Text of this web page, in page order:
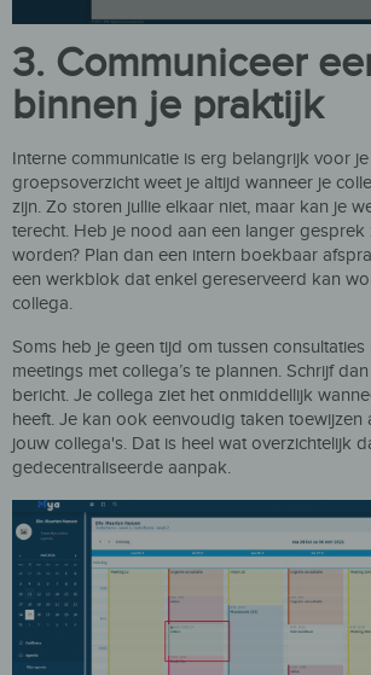
3. Communiceer
binnen je praktijk
Interne communicatie is erg belangrijk voor je
groepsoverzicht weet je altijd wanneer je
zijn. Zo storen jullie elkaar niet, maar kan je
terecht. Heb je nood aan een langer gesprek
worden? Plan dan een intern boekbaar
een werkblok dat enkel gereserveerd kan
collega.
Soms heb je geen tijd om tussen consultaties
meetings met collega’s te plannen. Schrijfdan
bericht. Je collega ziet het onmiddellijk
heeft. Je kan ook eenvoudig taken toewijzen
jouw collega's. Dat is heel wat overzichtelijk
gedecentraliseerde aanpak.